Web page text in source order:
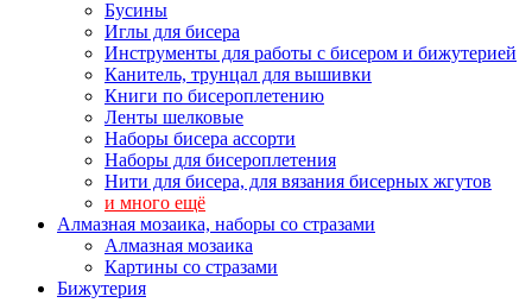
Бусины
Иглы для бисера
Инструменты для работы с бисером и бижутерией
Канитель, трунцал для вышивки
Книги по бисероплетению
Ленты шелковые
Наборы бисера ассорти
Наборы для бисероплетения
Нити для бисера, для вязания бисерных жгутов
и много ещё
Алмазная мозаика, наборы со стразами
Алмазная мозаика
Картины co стразами
Бижутерия